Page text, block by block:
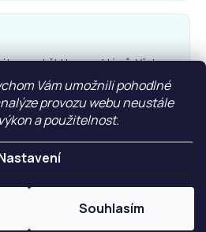
Vám umožnili pohodlné
provozu webu neustále
a použitelnost.
Souhlasím
proběhl bez problémů. Vřele
Doporučuji